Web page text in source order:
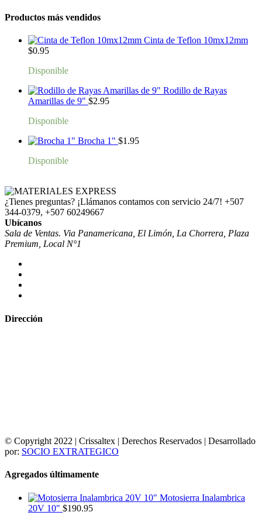
Productos más vendidos
Cinta de Teflon 10mx12mm
$0.95
Disponible
Rodillo de Rayas
Amarillas de 9" $2.95
Disponible
Brocha 1" $1.95
Disponible
¿Tienes preguntas? ¡Llámanos contamos con servicio 24/7! +507
344-0379, +507 60249667
Ubícanos
Sala de Ventas. Via Panamericana, El Limón, La Chorrera, Plaza
Premium, Local N°1
Dirección
© Copyright 2022 | Crissaltex | Derechos Reservados | Desarrollado
por: SOCIO EXTRATEGICO
Agregados últimamente
Motosierra Inalambrica
20V 10" $190.95